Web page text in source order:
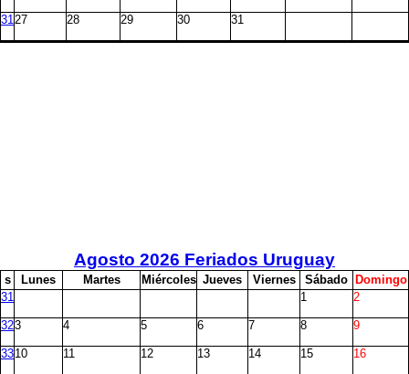
3127 28 29 30 31
Agosto 2026 Feriados Uruguay
s Lunes Martes Miércoles Jueves Viernes Sábado Domingo
31
1 2
323 4 5 6 7 8 9
3310 11 12 13 14 15 16